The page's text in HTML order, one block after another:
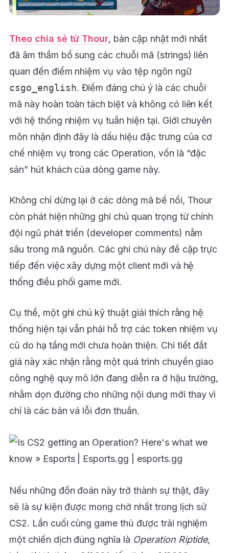
Theo chia sẻ từ Thour, bản cập nhật mới nhất
đã âm thầm bổ sung các chuỗi mã (strings) liên
quan đến điểm nhiệm vụ vào tệp ngôn ngữ
csgo_english. Điểm đáng chú ý là các chuỗi
mã này hoàn toàn tách biệt và không có liên kết
với hệ thống nhiệm vụ tuần hiện tại. Giới chuyên
môn nhận định đây là dấu hiệu đặc trưng của cơ
chế nhiệm vụ trong các Operation, vốn là “đặc
sản” hút khách của dòng game này.
Không chỉ dừng lại ở các dòng mã bề nổi, Thour
còn phát hiện những ghi chú quan trọng từ chính
đội ngũ phát triển (developer comments) nằm
sâu trong mã nguồn. Các ghi chú này đề cập trực
tiếp đến việc xây dựng một client mới và hệ
thống điều phối game mới.
Cụ thể, một ghi chú kỹ thuật giải thích rằng hệ
thống hiện tại vẫn phải hỗ trợ các token nhiệm vụ
cũ do hạ tầng mới chưa hoàn thiện. Chi tiết đắt
giá này xác nhận rằng một quá trình chuyển giao
công nghệ quy mô lớn đang diễn ra ở hậu trường,
nhằm dọn đường cho những nội dung mới thay vì
chỉ là các bản vá lỗi đơn thuần.
Nếu những đồn đoán này trở thành sự thật, đây
sẽ là sự kiện được mong chờ nhất trong lịch sử
CS2. Lần cuối cùng game thủ được trải nghiệm
một chiến dịch đúng nghĩa là Operation Riptide,